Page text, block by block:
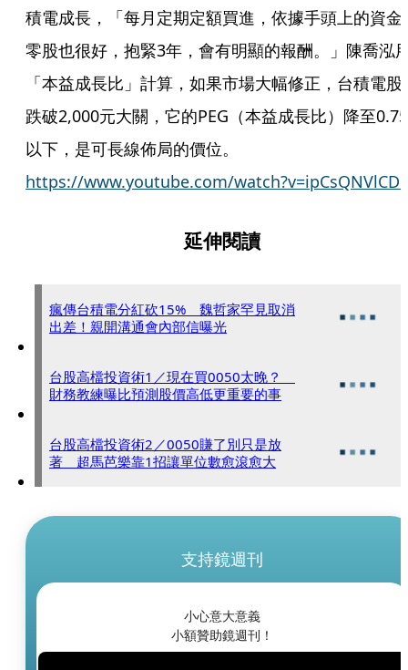
積電成長，「每月定期定額買進，依據手頭上的資金
零股也很好，抱緊3年，會有明顯的報酬。」陳喬泓
「本益成長比」計算，如果市場大幅修正，台積電股
跌破2,000元大關，它的PEG（本益成長比）降至0.75
以下，是可長線佈局的價位。
https://www.youtube.com/
延伸閱讀
瘋傳台積電分紅砍15% 魏哲家罕見取消
出差！親開溝通會內部信曝光
台股高檔投資術1／現在買0050太晚？
財務教練曝比預測股價高低更重要的事
台股高檔投資術2／0050賺了別只是放
著 超馬芭樂靠1招讓單位數愈滾愈大
支持鏡週刊
小心意大意義
小額贊助鏡週刊！